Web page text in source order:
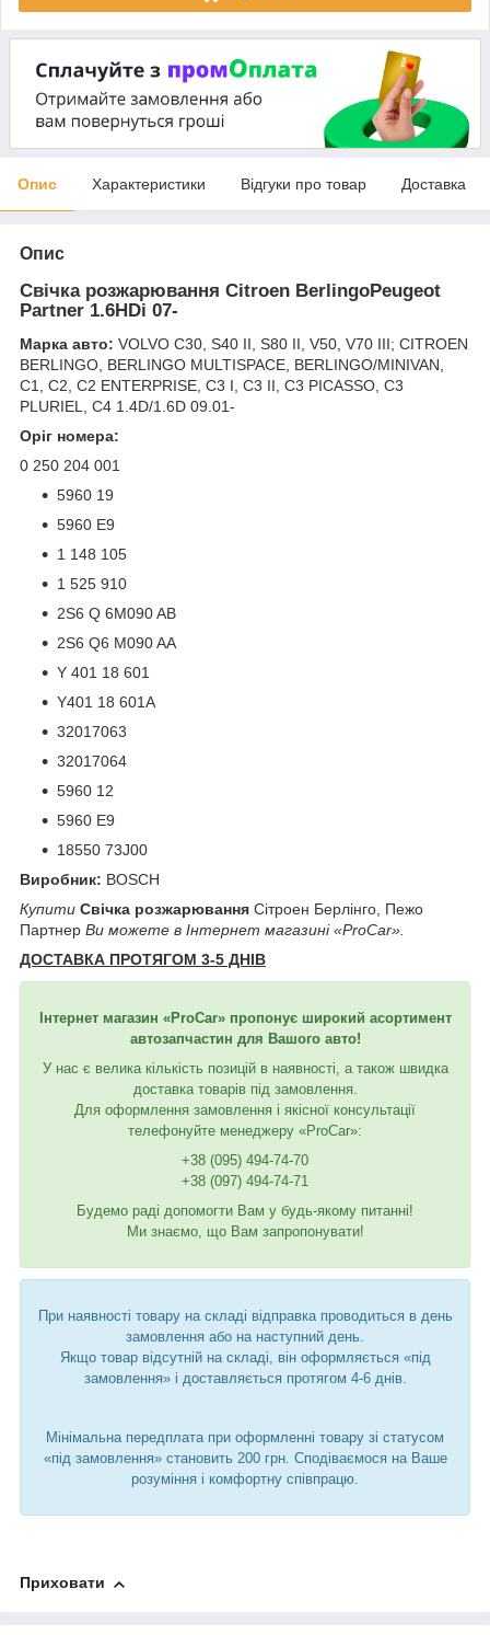
Опис Характеристики Відгуки про товар Доставка
Опис
Свічка розжарювання Citroen BerlingoPeugeot
Partner 1.6HDi 07-
Марка авто: VOLVO C30, S40 II, S80 II, V50, V70 III; CITROEN
BERLINGO, BERLINGO MULTISPACE, BERLINGO/MINIVAN,
C1, C2, C2 ENTERPRISE, C3 I, C3 II, C3 PICASSO, C3
PLURIEL, C4 1.4D/1.6D 09.01-
Оріг номера:
0 250 204 001
5960 19
5960 E9
1 148 105
1 525 910
2S6 Q 6M090 AB
2S6 Q6 M090 AA
Y 401 18 601
Y401 18 601A
32017063
32017064
5960 12
5960 E9
18550 73J00
Виробник: BOSCH
Купити Свічка розжарювання Сітроен Берлінго, Пежо
Партнер Ви можете в Інтернет магазині «ProCar».
ДОСТАВКА ПРОТЯГОМ 3-5 ДНІВ
Інтернет магазин «ProCar» пропонує широкий асортимент
автозапчастин для Вашого авто!
У нас є велика кількість позицій в наявності, а також швидка
доставка товарів під замовлення.
Для оформлення замовлення і якісної консультації
телефонуйте менеджеру «ProCar»:
+38 (095) 494-74-70
+38 (097) 494-74-71
Будемо раді допомогти Вам у будь-якому питанні!
Ми знаємо, що Вам запропонувати!
При наявності товару на складі відправка проводиться в день
замовлення або на наступний день.
Якщо товар відсутній на складі, він оформляється «під
замовлення» і доставляється протягом 4-6 днів.
Мінімальна передплата при оформленні товару зі статусом
«під замовлення» становить 200 грн. Сподіваємося на Ваше
розуміння і комфортну співпрацю.
Приховати